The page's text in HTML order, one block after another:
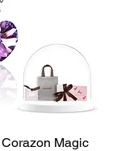
Magic